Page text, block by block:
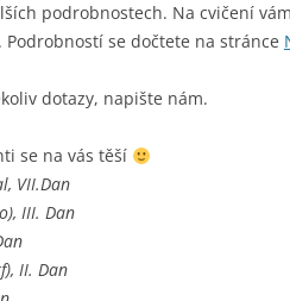
podrobnostech. Na cvičení
Podrobností se dočtete na stránce
dotazy, napište nám.
se na vás těší
VII.Dan
III. Dan
II. Dan